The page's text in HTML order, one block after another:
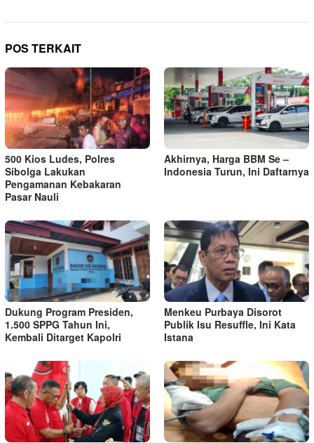
POS TERKAIT
500 Kios Ludes, Polres
Sibolga Lakukan
Pengamanan Kebakaran
Pasar Nauli
Akhirnya, Harga BBM Se –
Indonesia Turun, Ini Daftarnya
Dukung Program Presiden,
1.500 SPPG Tahun Ini,
Kembali Ditarget Kapolri
Menkeu Purbaya Disorot
Publik Isu Resuffle, Ini Kata
Istana